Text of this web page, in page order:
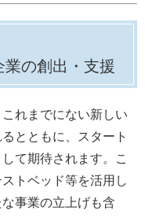
の創出・支援​
れまでにない新しい
とともに、スタート
て期待されます。こ
トベッド等を活用し
事業の立上げも含